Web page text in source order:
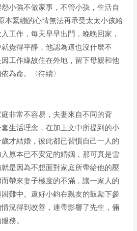
小強不做家事，不管小孩，生活自
本緊繃的心情無法再承受太太小孩給
工作，每天早早出門，晚晚回家，
覺得平靜，他認為這也沒什麼不
工作緣故住在外地，留下母親和他
為命。〈待續〉
庭非常不容易，夫妻來自不同的背
生活理念，在加上文中所提到的小
才結婚，彼此都已習慣自己一人的
原本已不安定的婚姻，那可真是雪
就是因為不想面對家庭所帶給他的壓
帶來妻子極度的不滿，讓一家人的
難中。還好小鈞在親友的鼓勵下參
況得到改善，連帶影響了先生，倆
務。